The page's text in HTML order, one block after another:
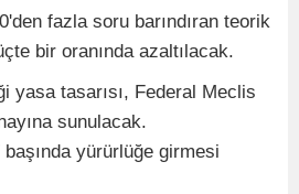
fazla soru barındıran teorik
bir oranında azaltılacak.
yasa tasarısı, Federal Meclis
sunulacak.
yürürlüğe girmesi